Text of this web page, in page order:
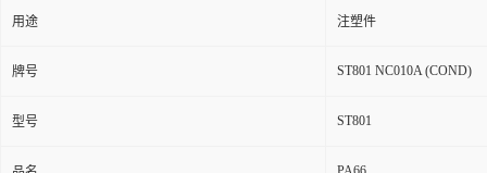
用途 注塑件
牌号 ST801 NC010A (COND)
型号 ST801